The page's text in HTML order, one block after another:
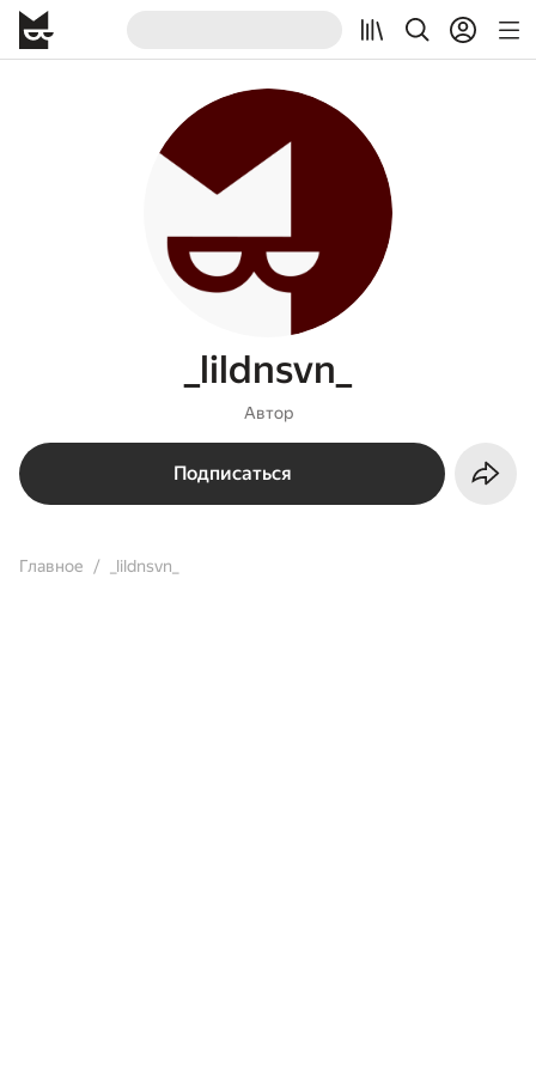
_lildnsvn_
Автор
Подписаться
Главное _lildnsvn_